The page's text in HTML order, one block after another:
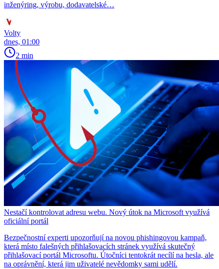
inženýring, výrobu, dodavatelské…
Volty
dnes, 01:00
2 min
Nestačí kontrolovat adresu webu. Nový útok na Microsoft využívá
oficiální portál
Bezpečnostní experti upozorňují na novou phishingovou kampaň,
která místo falešných přihlašovacích stránek využívá skutečný
přihlašovací portál Microsoftu. Útočníci tentokrát necílí na hesla, ale
na oprávnění, která jim uživatelé nevědomky sami udělí.